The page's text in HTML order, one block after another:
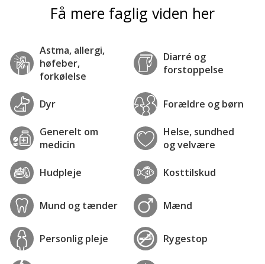
Få mere faglig viden her
Astma, allergi,
høfeber,
forkølelse
Diarré og
forstoppelse
Dyr Forældre og børn
Generelt om
medicin
Helse, sundhed
og velvære
Hudpleje Kosttilskud
Mund og tænder Mænd
Personlig pleje Rygestop